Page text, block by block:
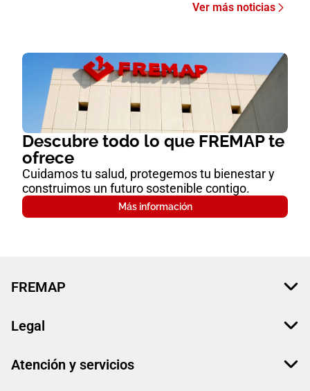
Ver más noticias
Descubre todo lo que FREMAP te
ofrece
Cuidamos tu salud, protegemos tu bienestar y
construimos un futuro sostenible contigo.
Más información
FREMAP
Legal
Atención y servicios